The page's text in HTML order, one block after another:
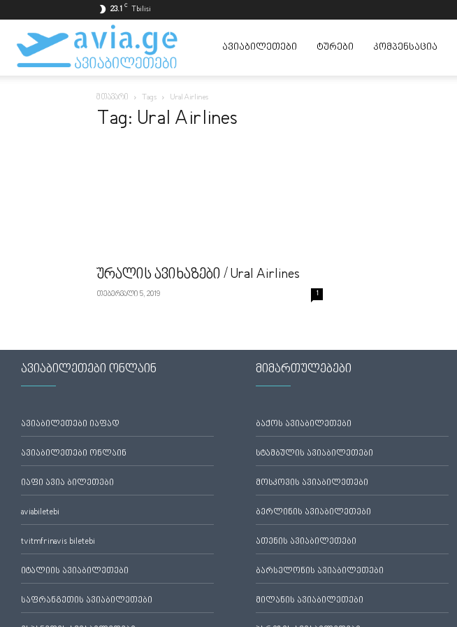
23.1 C Tbilisi
ავიაბილეთები
ყველაზე
ᲐᲕᲘᲐᲑᲘᲚᲔᲗᲔᲑᲘ ᲢᲣᲠᲔᲑᲘ ᲙᲝᲛᲞᲔᲜᲡᲐᲪᲘᲐ
მთავარი Tags Ural Airlines
Tag: Ural Airlines
ურალის ავიხაზები / Ural Airlines
თებერვალი 5, 2019 1
ავიაბილეთები ონლაინ
ავიაბილეთები იაფად
ავიაბილეთები ონლაინ
იაფი ავია ბილეთები
aviabiletebi
tvitmfrinavis biletebi
იტალიის ავიაბილეთები
საფრანგეთის ავიაბილეთები
მიმართულებები
ბაქოს ავიაბილეთები
სტამბულის ავიაბილეთები
მოსკოვის ავიაბილეთები
ბერლინის ავიაბილეთები
ათენის ავიაბილეთები
ბარსელონის ავიაბილეთები
მილანის ავიაბილეთები